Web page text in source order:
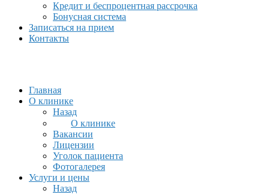
Кредит и беспроцентная рассрочка
Бонусная система
Записаться на прием
Контакты
Главная
О клинике
Назад
О клинике
Вакансии
Лицензии
Уголок пациента
Фотогалерея
Услуги и цены
Назад